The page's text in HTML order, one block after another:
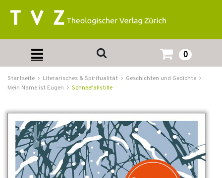
0
Startseite Literarisches & Spiritualität
Geschichten und Gedichte
Mein Name ist Eugen
Schneefallstille